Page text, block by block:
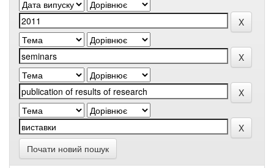
Почати новий пошук